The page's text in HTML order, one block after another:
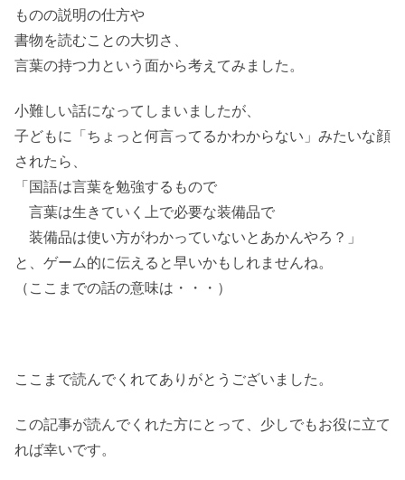
ものの説明の仕方や
書物を読むことの大切さ、
言葉の持つ力という面から考えてみました。
小難しい話になってしまいましたが、
子どもに「ちょっと何言ってるかわからない」みたいな顔
されたら、
「国語は言葉を勉強するもので
言葉は生きていく上で必要な装備品で
装備品は使い方がわかっていないとあかんやろ？」
と、ゲーム的に伝えると早いかもしれませんね。
（ここまでの話の意味は・・・）
ここまで読んでくれてありがとうございました。
この記事が読んでくれた方にとって、少しでもお役に立て
れば幸いです。